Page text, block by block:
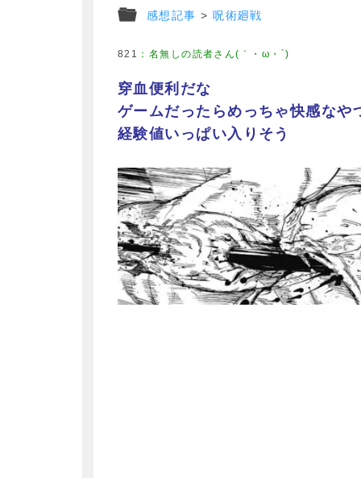
感想記事 >呪術廻戦
821 ： 名無しの読者さん(｀・ω・´)
穿血便利だな
ゲームだったらめっちゃ快感なや
経験値いっぱい入りそう